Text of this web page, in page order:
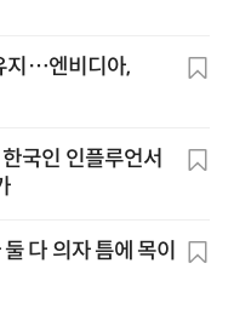
지…엔비디아,
국인 인플루언서
다 의자 틈에 목이